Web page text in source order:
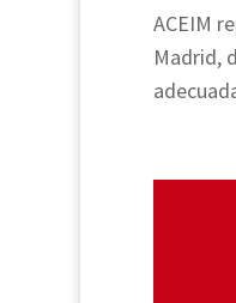
ACEIM
Madrid,